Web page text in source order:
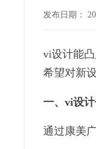
发布日期：
vi设计能
希望对新
一、vi设
通过康美